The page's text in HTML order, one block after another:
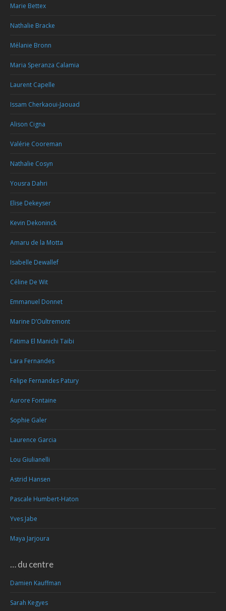
Marie Bettex
Nathalie Bracke
Mélanie Bronn
Maria Speranza Calamia
Laurent Capelle
Issam Cherkaoui-Jaouad
Alison Cigna
Valérie Cooreman
Nathalie Cosyn
Yousra Dahri
Elise Dekeyser
Kevin Dekoninck
Amaru de la Motta
Isabelle Dewallef
Céline De Wit
Emmanuel Donnet
Marine D’Oultremont
Fatima El Manichi Taibi
Lara Fernandes
Felipe Fernandes Patury
Aurore Fontaine
Sophie Galer
Laurence Garcia
Lou Giulianelli
Astrid Hansen
Pascale Humbert-Haton
Yves Jabe
Maya Jarjoura
… du centre
Damien Kauffman
Sarah Kegyes